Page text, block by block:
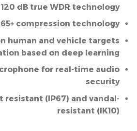
120 dB true WDR technology
compression technology
human and vehicle targets
based on deep learning
for real-time audio
security
resistant (IP67) and vandal-
resistant (IK10)